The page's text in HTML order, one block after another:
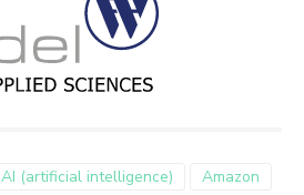
AI (artificial intelligence) Amazon